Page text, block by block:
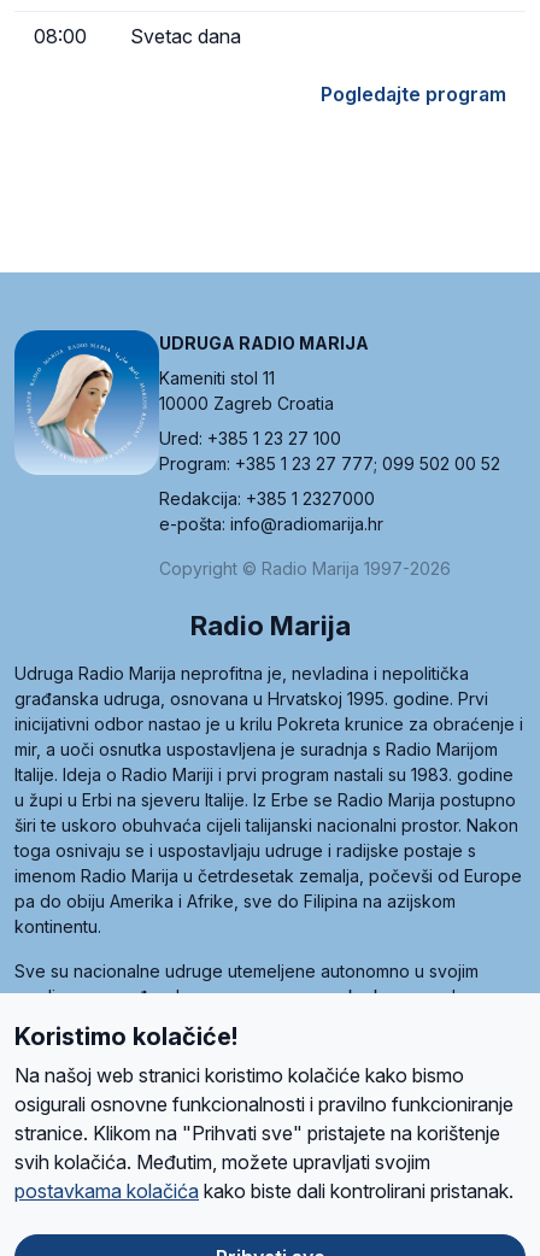
08:00 Svetac dana
Pogledajte program
UDRUGA RADIO MARIJA
Kameniti stol 11
10000 Zagreb Croatia
Ured: +385 1 23 27 100
Program: +385 1 23 27 777; 099 502 00 52
Redakcija: +385 1 2327000
e-pošta: info@radiomarija.hr
Copyright © Radio Marija 1997-2026
Radio Marija
Udruga Radio Marija neprofitna je, nevladina i nepolitička
građanska udruga, osnovana u Hrvatskoj 1995. godine. Prvi
inicijativni odbor nastao je u krilu Pokreta krunice za obraćenje i
mir, a uoči osnutka uspostavljena je suradnja s Radio Marijom
Italije. Ideja o Radio Mariji i prvi program nastali su 1983. godine
u župi u Erbi na sjeveru Italije. Iz Erbe se Radio Marija postupno
širi te uskoro obuhvaća cijeli talijanski nacionalni prostor. Nakon
toga osnivaju se i uspostavljaju udruge i radijske postaje s
imenom Radio Marija u četrdesetak zemalja, počevši od Europe
pa do obiju Amerika i Afrike, sve do Filipina na azijskom
kontinentu.
Sve su nacionalne udruge utemeljene autonomno u svojim
zemljama, a međusobna su povezane preko krovne udruge
pod nazivom Svjetska obitelj Radio Marije (World Family of
Radio Maria). Svjetsku obitelj utemeljilo je sedam članica, među
kojima je i hrvatska Udruga Radio Marija.
O namaRadio ProgramVolonteriPrijateljiKontaktPravila privatnosti
Ova stranica je zaštićena Google reCAPTCHA sustavom
Koristimo kolačiće!
Na našoj web stranici koristimo kolačiće kako bismo
osigurali osnovne funkcionalnosti i pravilno funkcioniranje
stranice. Klikom na "Prihvati sve" pristajete na korištenje
svih kolačića. Međutim, možete upravljati svojim
postavkama kolačića kako biste dali kontrolirani pristanak.